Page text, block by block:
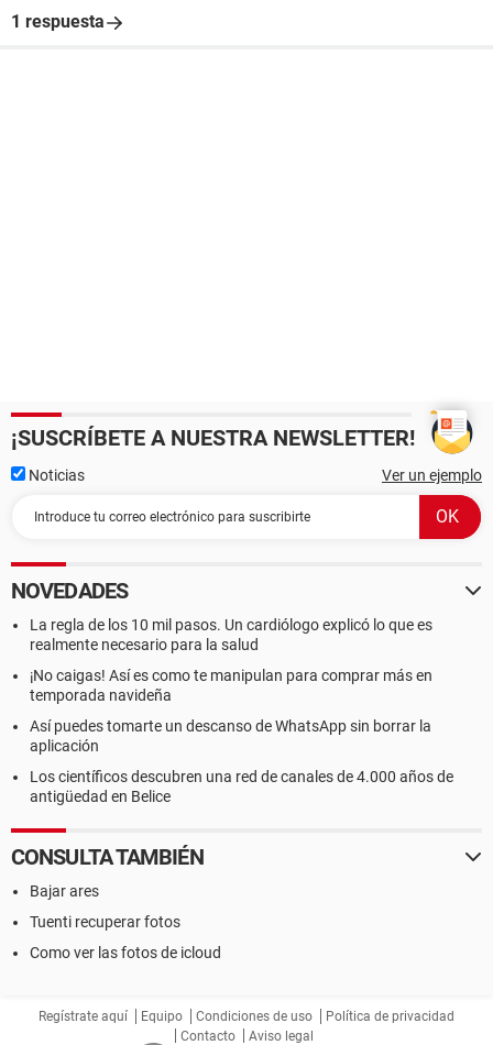
1 respuesta
¡SUSCRÍBETE A NUESTRA NEWSLETTER!
Noticias Ver un ejemplo
NOVEDADES
La regla de los 10 mil pasos. Un cardiólogo explicó lo que es
realmente necesario para la salud
¡No caigas! Así es como te manipulan para comprar más en
temporada navideña
Así puedes tomarte un descanso de WhatsApp sin borrar la
aplicación
Los científicos descubren una red de canales de 4.000 años de
antigüedad en Belice
CONSULTA TAMBIÉN
Bajar ares
Tuenti recuperar fotos
Como ver las fotos de icloud
Regístrate aquí Equipo Condiciones de uso
Política de privacidad
Contacto
Aviso legal